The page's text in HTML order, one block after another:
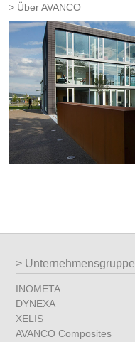
Über AVANCO
Unternehmensgruppe
INOMETA
DYNEXA
XELIS
AVANCO Composites